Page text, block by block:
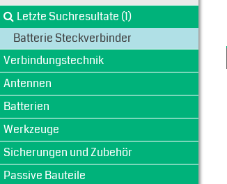
Letzte Suchresultate (1)
Batterie Steckverbinder
Verbindungstechnik
Antennen
Batterien
Werkzeuge
Sicherungen und Zubehör
Passive Bauteile